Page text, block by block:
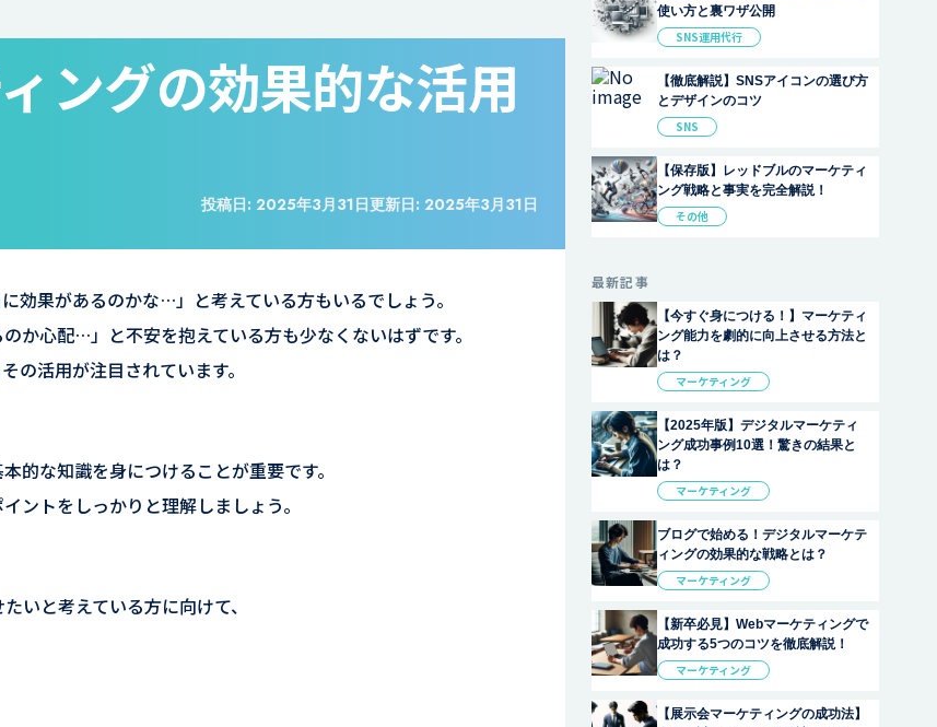
ングの効果的な活用
投稿日: 2025年3月31日更新日: 2025年3月31日
効果があるのかな…」と考えている方もいるでしょう。
か心配…」と不安を抱えている方も少なくないはずです。
の活用が注目されています。
的な知識を身につけることが重要です。
ントをしっかりと理解しましょう。
いと考えている方に向けて、
使い方と裏ワザ公開
SNS運用代行
【徹底解説】SNSアイコンの選び方
とデザインのコツ
SNS
【保存版】レッドブルのマーケティ
ング戦略と事実を完全解説！
その他
最新記事
【今すぐ身につける！】マーケティ
ング能力を劇的に向上させる方法と
は？
マーケティング
【2025年版】デジタルマーケティ
ング成功事例10選！驚きの結果と
は？
マーケティング
ブログで始める！デジタルマーケテ
ィングの効果的な戦略とは？
マーケティング
【新卒必見】Webマーケティングで
成功する5つのコツを徹底解説！
マーケティング
【展示会マーケティングの成功法】